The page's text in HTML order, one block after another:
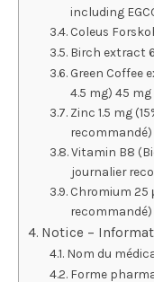
including
Coleus
Birch extract
Green Coffee
4.5 mg) 45 mg
Zinc 1.5 mg
recommandé)
Vitamin B8
journalier
Chromium 25
recommandé)
Notice –
Nom du
Forme